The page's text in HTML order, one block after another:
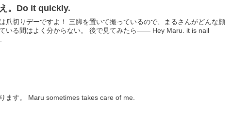
。Do it quickly.
爪切りデーですよ！ 三脚を置いて撮っているので、まるさんがどんな顔
いる間はよく分からない。 後で見てみたら―― Hey Maru. it is nail
ます。 Maru sometimes takes care of me.